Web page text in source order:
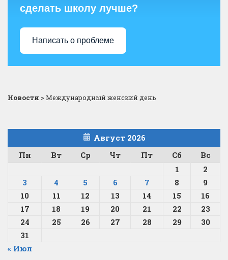
сделать школу лучше?
Написать о проблеме
Новости >Международный женский день
Август 2026
Пн
Вт Ср Чт Пт Сб
Вс
1
2
3
4 5 6 7 8
9
10
11 12 13 14 15
16
17
18 19 20 21 22
23
24
25 26 27 28 29
30
31
« Июл